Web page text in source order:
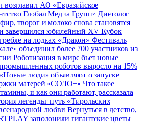
возглавил АО «Евразийское
Глобал Медиа Групп» Диетолог
творог и молоко снова становятся
завершился юбилейный XV Кубок
на лодках «Дракон» Фестиваль
объединил более 700 участников из
Роботизация в мире бьет новые
роботов выросло на 15%
люди» объявляют о запуске
матерей «СОЛО+» Что такое
и как они работают, рассказала
легенды: путь «Тирольских
любви Вернуться в детство,
заполонили гигантские цветы